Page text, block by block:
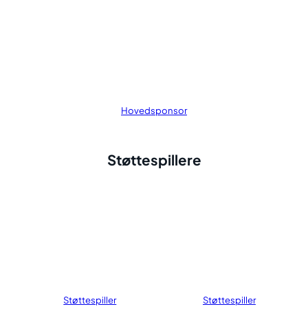
Hovedsponsor
Støttespillere
Støttespiller Støttespiller